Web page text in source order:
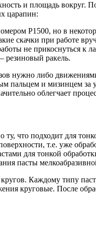
и площадь вокруг.
царапин:
P1500, но в
скачки при работе
не прикоснуться к
резиновый ракель.
нужно либо
и мизинцем за
облегчает
что подходит для
т.е. уже
для тонкой
пасты
Каждому типу
круговые. После